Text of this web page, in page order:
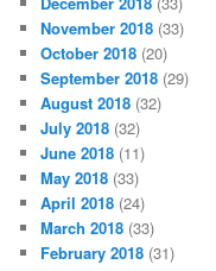
November 2018 (33)
October 2018 (20)
September 2018 (29)
August 2018 (32)
July 2018 (32)
June 2018 (11)
May 2018 (33)
April 2018 (24)
March 2018 (33)
February 2018 (31)